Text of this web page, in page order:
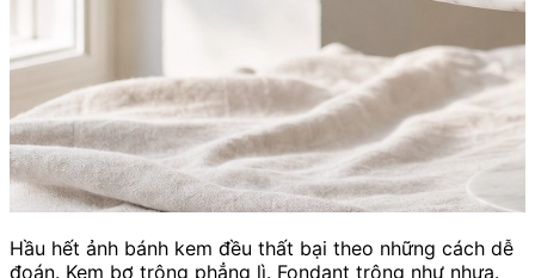
Hầu hết ảnh bánh kem đều thất bại theo những cách dễ
đoán. Kem bơ trông phẳng lì. Fondant trông như nhựa.